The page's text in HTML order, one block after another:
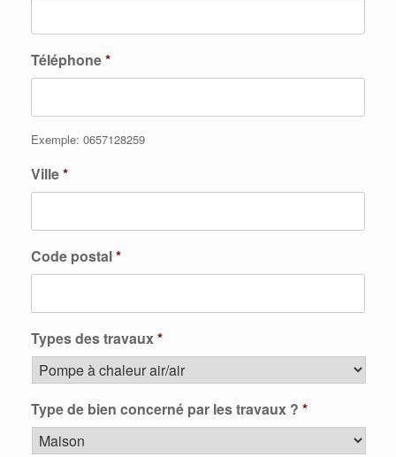
Téléphone*
Exemple: 0657128259
Ville*
Code postal*
Types des travaux*
Type de bien concerné par les travaux ? *